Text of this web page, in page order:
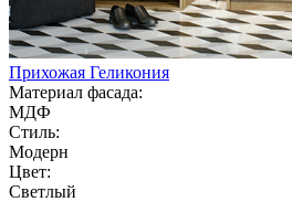
Прихожая Геликония
Материал фасада:
МДФ
Стиль:
Модерн
Цвет:
Светлый